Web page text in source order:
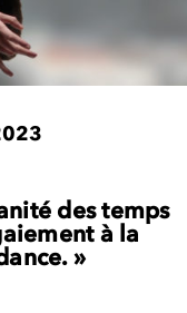
des temps
à la
»